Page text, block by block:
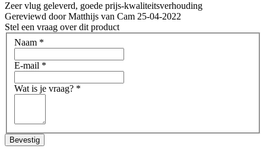
Zeer vlug geleverd, goede prijs-kwaliteitsverhouding
Gereviewd door Matthijs van Cam 25-04-2022
Stel een vraag over dit product
Naam *
E-mail *
Wat is je vraag? *
Bevestig